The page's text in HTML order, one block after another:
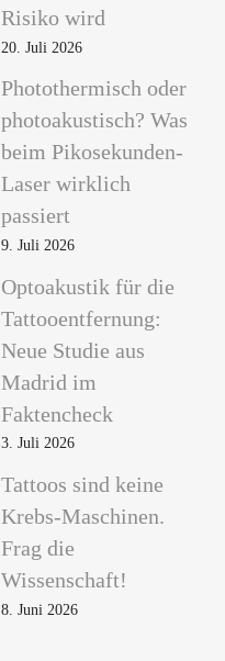
Risiko wird
20. Juli 2026
Photothermisch oder
photoakustisch? Was
beim Pikosekunden-
Laser wirklich
passiert
9. Juli 2026
Optoakustik für die
Tattooentfernung:
Neue Studie aus
Madrid im
Faktencheck
3. Juli 2026
Tattoos sind keine
Krebs-Maschinen.
Frag die
Wissenschaft!
8. Juni 2026